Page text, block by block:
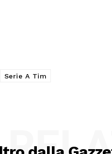
Serie A Tim